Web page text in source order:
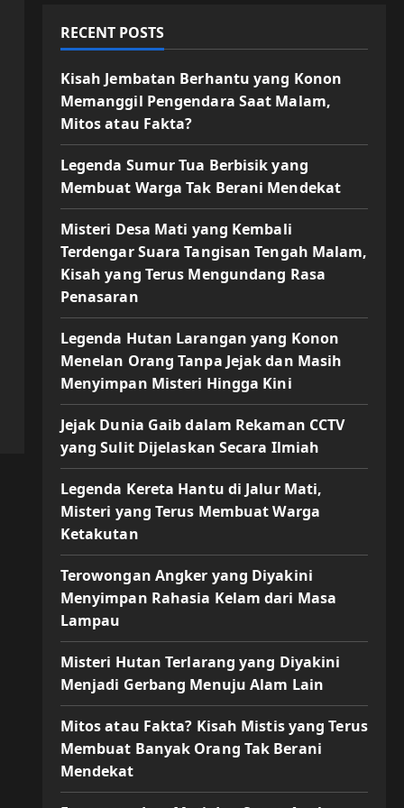
RECENT POSTS
Kisah Jembatan Berhantu yang Konon
Memanggil Pengendara Saat Malam,
Mitos atau Fakta?
Legenda Sumur Tua Berbisik yang
Membuat Warga Tak Berani Mendekat
Misteri Desa Mati yang Kembali
Terdengar Suara Tangisan Tengah Malam,
Kisah yang Terus Mengundang Rasa
Penasaran
Legenda Hutan Larangan yang Konon
Menelan Orang Tanpa Jejak dan Masih
Menyimpan Misteri Hingga Kini
Jejak Dunia Gaib dalam Rekaman CCTV
yang Sulit Dijelaskan Secara Ilmiah
Legenda Kereta Hantu di Jalur Mati,
Misteri yang Terus Membuat Warga
Ketakutan
Terowongan Angker yang Diyakini
Menyimpan Rahasia Kelam dari Masa
Lampau
Misteri Hutan Terlarang yang Diyakini
Menjadi Gerbang Menuju Alam Lain
Mitos atau Fakta? Kisah Mistis yang Terus
Membuat Banyak Orang Tak Berani
Mendekat